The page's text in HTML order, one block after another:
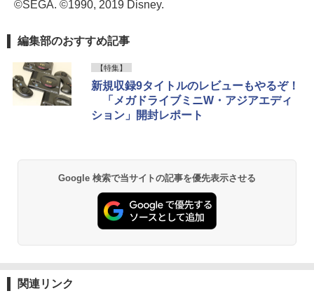
©SEGA. ©1990, 2019 Disney.
編集部のおすすめ記事
【特集】
新規収録9タイトルのレビューもやるぞ！
「メガドライブミニW・アジアエディ
ション」開封レポート
Google 検索で当サイトの記事を優先表示させる
関連リンク